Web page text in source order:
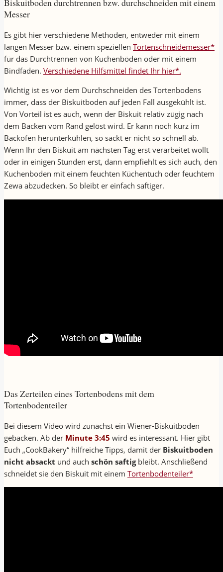
Biskuitboden durchtrennen bzw. durchschneiden mit einem
Messer
Es gibt hier verschiedene Methoden, entweder mit einem
langen Messer bzw. einem speziellen Tortenschneidemesser*
für das Durchtrennen von Kuchenböden oder mit einem
Bindfaden. Verschiedene Hilfsmittel findet Ihr hier*.
Wichtig ist es vor dem Durchschneiden des Tortenbodens
immer, dass der Biskuitboden auf jeden Fall ausgekühlt ist.
Von Vorteil ist es auch, wenn der Biskuit relativ zügig nach
dem Backen vom Rand gelöst wird. Er kann noch kurz im
Backofen herunterkühlen, so sackt er nicht so schnell ab.
Wenn Ihr den Biskuit am nächsten Tag erst verarbeitet wollt
oder in einigen Stunden erst, dann empfiehlt es sich auch, den
Kuchenboden mit einem feuchten Küchentuch oder feuchtem
Zewa abzudecken. So bleibt er einfach saftiger.
Das Zerteilen eines Tortenbodens mit dem
Tortenbodenteiler
Bei diesem Video wird zunächst ein Wiener-Biskuitboden
gebacken. Ab der Minute 3:45 wird es interessant. Hier gibt
Euch „CookBakery“ hilfreiche Tipps, damit der Biskuitboden
nicht absackt und auch schön saftigbleibt. Anschließend
schneidet sie den Biskuit mit einem Tortenbodenteiler*